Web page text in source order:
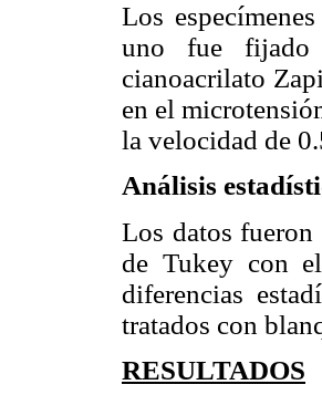
Los
uno fue fijado
cianoacrilato
en el
la velocidad de
Análisis
Los datos
de Tukey con
diferencias
tratados con
RESULTADOS